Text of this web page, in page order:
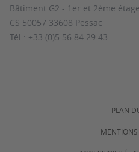
Bâtiment G2 - 1er et 2ème étage
CS 50057 33608 Pessac
Tél : +33 (0)5 56 84 29 43
PLAN
MENTIONS